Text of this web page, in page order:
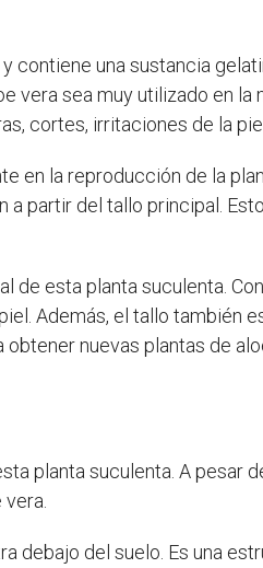
contiene una sustancia
vera sea muy utilizado en la
cortes, irritaciones de la
en la reproducción de la
partir del tallo principal.
de esta planta suculenta.
Además, el tallo también
nuevas plantas de
planta suculenta. A pesar
debajo del suelo. Es una